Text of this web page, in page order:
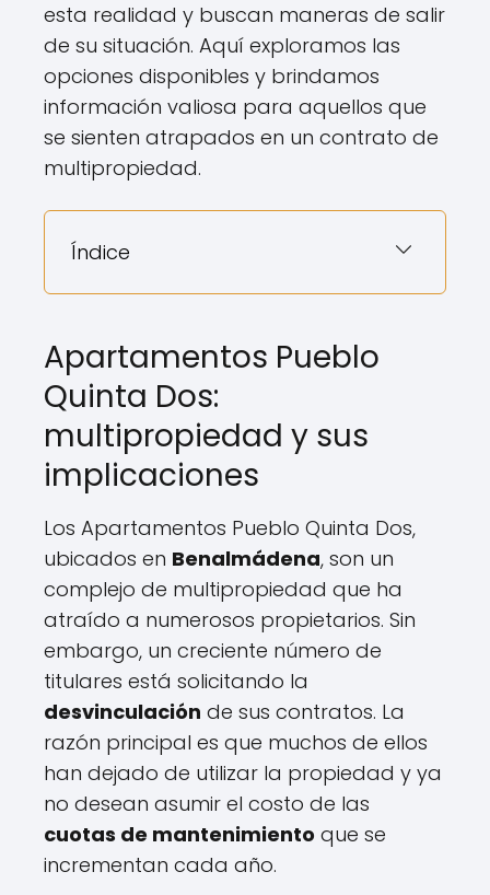
esta realidad y buscan maneras de salir
de su situación. Aquí exploramos las
opciones disponibles y brindamos
información valiosa para aquellos que
se sienten atrapados en un contrato de
multipropiedad.
Índice
Apartamentos Pueblo
Quinta Dos:
multipropiedad y sus
implicaciones
Los Apartamentos Pueblo Quinta Dos,
ubicados en Benalmádena, son un
complejo de multipropiedad que ha
atraído a numerosos propietarios. Sin
embargo, un creciente número de
titulares está solicitando la
desvinculación de sus contratos. La
razón principal es que muchos de ellos
han dejado de utilizar la propiedad y ya
no desean asumir el costo de las
cuotas de mantenimiento que se
incrementan cada año.